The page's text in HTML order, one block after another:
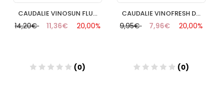
CAUDALIE VINOSUN FLUIDO MUY ALTA PROTECCION SPF50+ 40ML
14,20€ 11,36€ 20,00%
(0)
CAUDALIE VINOFRESH DESODORANTE STICK
9,95€ 7,96€ 20,00%
(0)